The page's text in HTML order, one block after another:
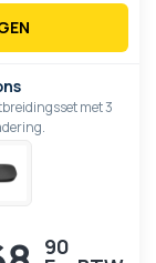
met 3
90